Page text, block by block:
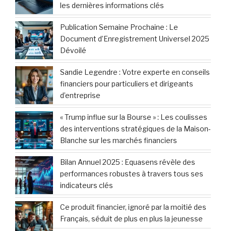
les dernières informations clés
Publication Semaine Prochaine : Le
Document d’Enregistrement Universel 2025
Dévoilé
Sandie Legendre : Votre experte en conseils
financiers pour particuliers et dirigeants
d’entreprise
« Trump influe sur la Bourse » : Les coulisses
des interventions stratégiques de la Maison-
Blanche sur les marchés financiers
Bilan Annuel 2025 : Equasens révèle des
performances robustes à travers tous ses
indicateurs clés
Ce produit financier, ignoré par la moitié des
Français, séduit de plus en plus la jeunesse